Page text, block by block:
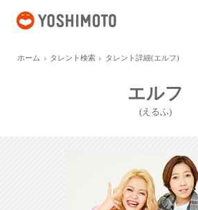
ホーム タレント検索 タレント詳細(エルフ)
エルフ
(えるふ)